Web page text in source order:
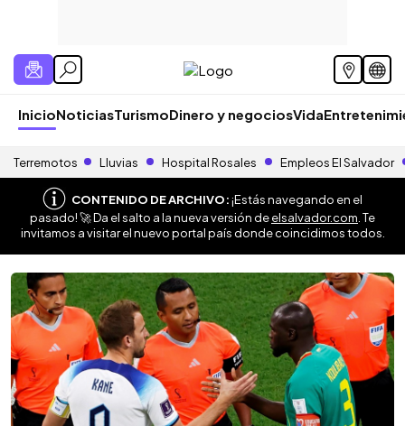
InicioNoticiasTurismoDinero y negociosVida
Terremotos Lluvias Hospital Rosales Empleos El Salvador
CONTENIDO DE ARCHIVO:¡Estás navegando en el
pasado! 🚀 Da el salto a la nueva versión deelsalvador.com . Te
invitamos a visitar el nuevo portal país donde coincidimos todos.